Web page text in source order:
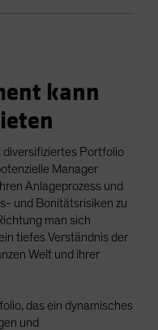
kann
diversifiziertes Portfolio
Manager
Anlageprozess und
und Bonitätsrisiken zu
man sich
tiefes Verständnis der
Welt und ihrer
das ein dynamisches
und